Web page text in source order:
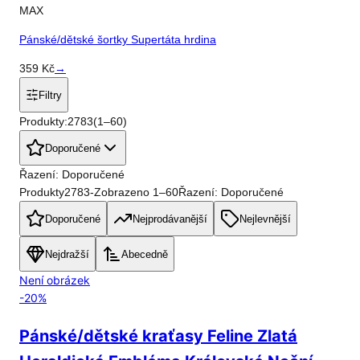
MAX
Pánské/dětské šortky Supertáta hrdina
359 Kč→
Filtry
Produkty:2783(1–60)
Doporučené
Řazení: Doporučené
Produkty2783-Zobrazeno 1–60Řazení: Doporučené
Doporučené Nejprodávanější Nejlevnější
Nejdražší Abecedně
Není obrázek
-20%
Pánské/dětské kraťasy Feline Zlatá